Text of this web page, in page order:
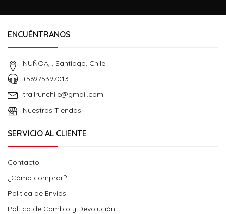
ENCUÉNTRANOS
NUÑOA, , Santiago, Chile
+56975397013
trailrunchile@gmail.com
Nuestras Tiendas
SERVICIO AL CLIENTE
Contacto
¿Cómo comprar?
Politica de Envios
Politca de Cambio y Devolución